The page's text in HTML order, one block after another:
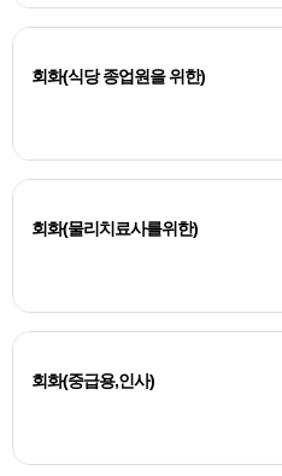
회화(식당 종업원을 위한)
회화(물리치료사를위한)
회화(중급용,인사)